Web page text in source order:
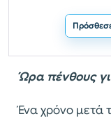
Ώρα πένθους
Ένα χρόνο μετά